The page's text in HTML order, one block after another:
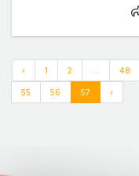
‹ 1 2 48
55 56 57 ›